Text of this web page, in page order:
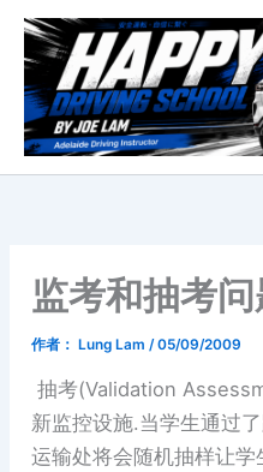
监考和抽考问
作者： Lung Lam /05/09/2009
抽考(Validation
新监控设施.当学生通过
运输处将会随机抽样让学